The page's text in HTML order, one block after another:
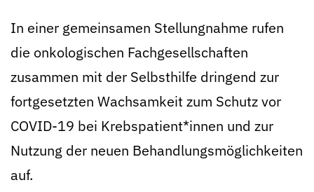
In einer gemeinsamen Stellungnahme rufen
die onkologischen Fachgesellschaften
zusammen mit der Selbsthilfe dringend zur
fortgesetzten Wachsamkeit zum Schutz vor
COVID-19 bei Krebspatient*innen und zur
Nutzung der neuen Behandlungsmöglichkeiten
auf.